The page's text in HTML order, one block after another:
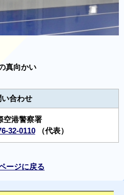
真向かい
い合わせ
空港警察署
32-0110（代表）
ージに戻る